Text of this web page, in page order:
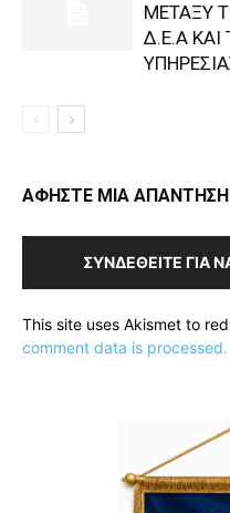
ΜΕΤΑΞΥ
Δ.Ε.Α KAI
ΑΦΗΣΤΕ ΜΙΑ ΑΠΑΝΤΗΣΗ
ΣΥΝΔΕΘΕΊΤΕ ΓΙΑ
This site uses Akismet to
comment data is processed.